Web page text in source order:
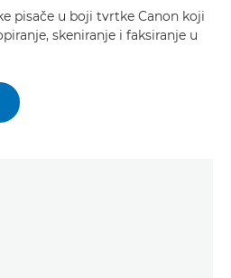
pisače u boji tvrtke Canon koji
skeniranje i faksiranje u